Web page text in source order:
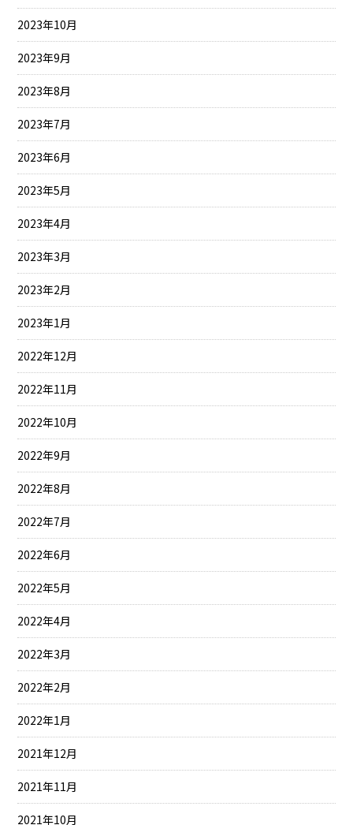
2023年10月
2023年9月
2023年8月
2023年7月
2023年6月
2023年5月
2023年4月
2023年3月
2023年2月
2023年1月
2022年12月
2022年11月
2022年10月
2022年9月
2022年8月
2022年7月
2022年6月
2022年5月
2022年4月
2022年3月
2022年2月
2022年1月
2021年12月
2021年11月
2021年10月